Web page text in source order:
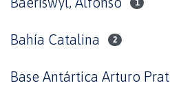
1
Bahía Catalina 2
Base Antártica Arturo Prat